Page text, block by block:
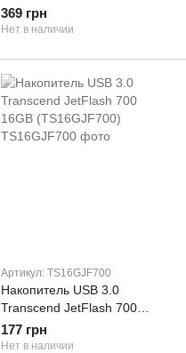
64GB
369 грн
Нет в наличии
Артикул: TS16GJF700
Накопитель USB 3.0
Transcend JetFlash 700
16GB (TS16GJF700)
177 грн
Нет в наличии